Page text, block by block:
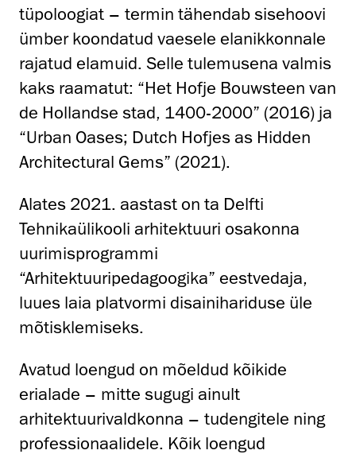
tüpoloogiat – termin tähendab sisehoovi
ümber koondatud vaesele elanikkonnale
rajatud elamuid. Selle tulemusena valmis
kaks raamatut: “Het Hofje Bouwsteen van
de Hollandse stad, 1400-2000” (2016) ja
“Urban Oases; Dutch Hofjes as Hidden
Architectural Gems” (2021).
Alates 2021. aastast on ta Delfti
Tehnikaülikooli arhitektuuri osakonna
uurimisprogrammi
“Arhitektuuripedagoogika” eestvedaja,
luues laia platvormi disainihariduse üle
mõtisklemiseks.
Avatud loengud on mõeldud kõikide
erialade – mitte sugugi ainult
arhitektuurivaldkonna – tudengitele ning
professionaalidele. Kõik loengud